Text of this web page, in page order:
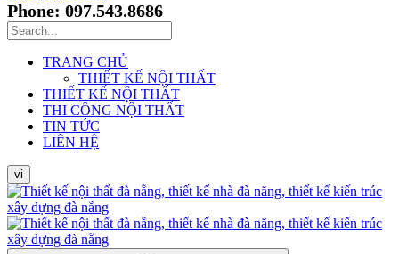
Phone: 097.543.8686
TRANG CHỦ
THIẾT KẾ NỘI THẤT
THIẾT KẾ NỘI THẤT
THI CÔNG NỘI THẤT
TIN TỨC
LIÊN HỆ
vi